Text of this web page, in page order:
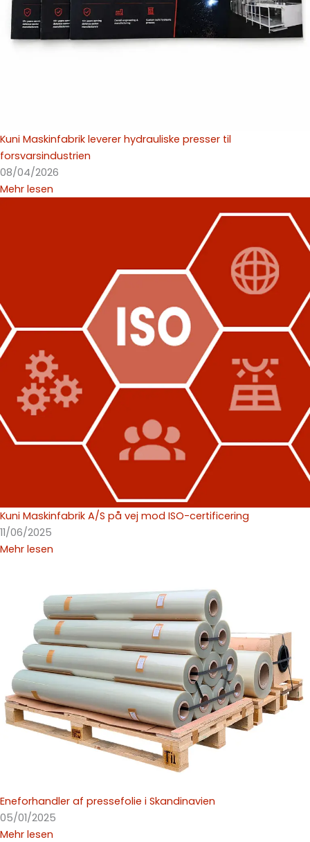
Kuni Maskinfabrik leverer hydrauliske presser til
forsvarsindustrien
08/04/2026
Mehr lesen
Kuni Maskinfabrik A/S på vej mod ISO-certificering
11/06/2025
Mehr lesen
Eneforhandler af pressefolie i Skandinavien
05/01/2025
Mehr lesen